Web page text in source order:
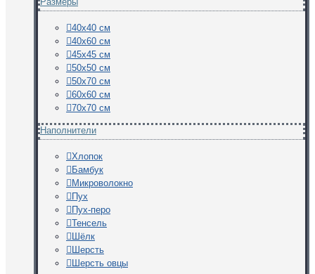
40х40 см
40х60 см
45х45 см
50х50 см
50х70 см
60х60 см
70х70 см
Наполнители
Хлопок
Бамбук
Микроволокно
Пух
Пух-перо
Тенсель
Шёлк
Шерсть
Шерсть овцы